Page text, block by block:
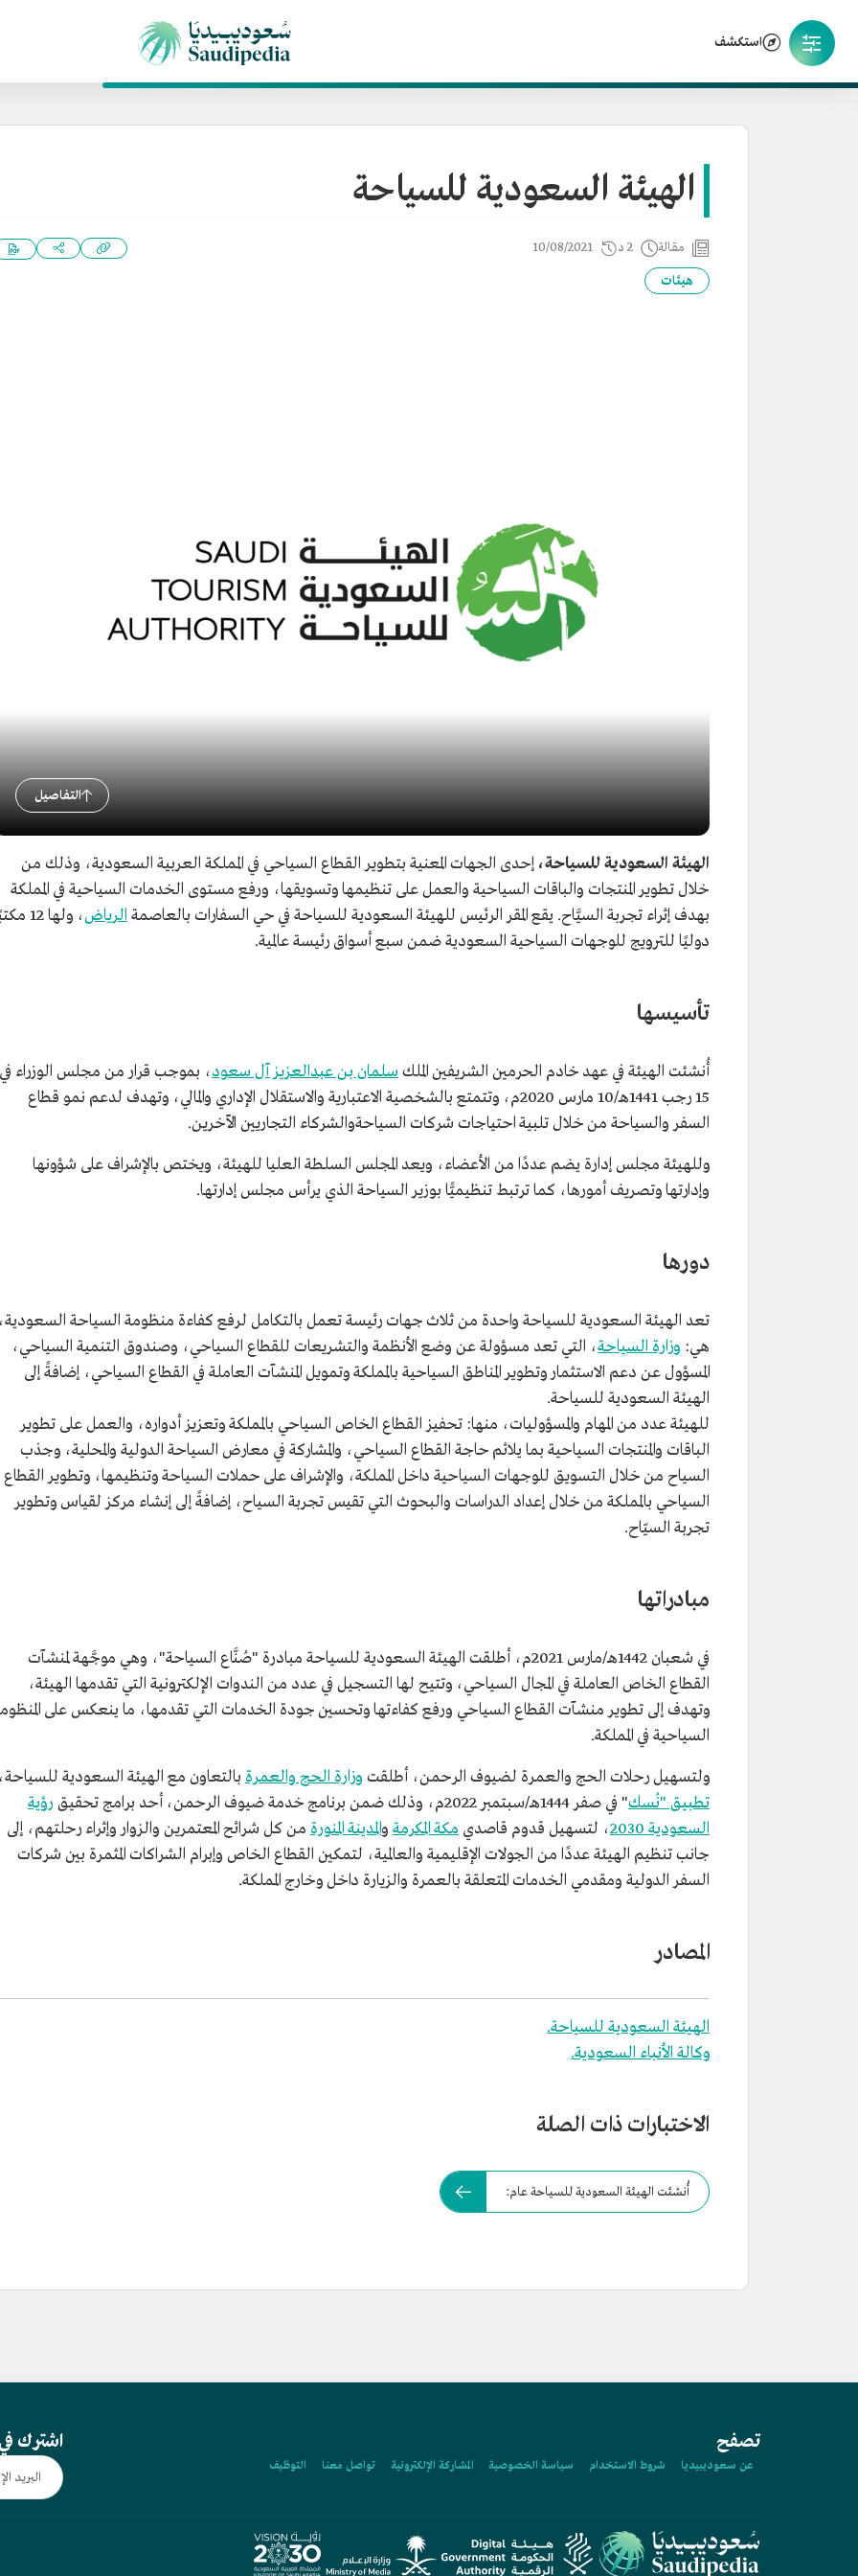
استكشف
الهيئة السعودية للسياحة
مقالة 2 د 10/08/2021
هيئات
التفاصيل
الهيئة السعودية للسياحة، إحدى الجهات المعنية بتطوير القطاع السياحي في المملكة العربية السعودية، وذلك من
خلال تطوير المنتجات والباقات السياحية والعمل على تنظيمها وتسويقها، ورفع مستوى الخدمات السياحية في المملكة
بهدف إثراء تجربة السيَّاح. يقع المقر الرئيس للهيئة السعودية للسياحة في حي السفارات بالعاصمة الرياض
، ولها 12
دوليًا للترويج للوجهات السياحية السعودية ضمن سبع أسواق رئيسة عالمية.
تأسيسها
أُنشئت الهيئة في عهد خادم الحرمين الشريفين الملك سلمان بن عبدالعزيز آل سعود، بموجب قرار من مجلس الوزراء في
15 رجب 1441هـ/10 مارس 2020م، وتتمتع بالشخصية الاعتبارية والاستقلال الإداري والمالي، وتهدف لدعم نمو قطاع
السفر والسياحة من خلال تلبية احتياجات شركات السياحةوالشركاء التجاريين الآخرين.
وللهيئة مجلس إدارة يضم عددًا من الأعضاء، ويعد المجلس السلطة العليا للهيئة، ويختص بالإشراف على شؤونها
وإدارتها وتصريف أمورها، كما ترتبط تنظيميًّا بوزير السياحة الذي يرأس مجلس إدارتها.
دورها
تعد الهيئة السعودية للسياحة واحدة من ثلاث جهات رئيسة تعمل بالتكامل لرفع كفاءة منظومة السياحة
هي: وزارة السياحة، التي تعد مسؤولة عن وضع الأنظمة والتشريعات للقطاع السياحي، وصندوق التنمية السياحي،
المسؤول عن دعم الاستثمار وتطوير المناطق السياحية بالمملكة وتمويل المنشآت العاملة في القطاع السياحي، إضافةً إلى
الهيئة السعودية للسياحة.
للهيئة عدد من المهام والمسؤوليات، منها: تحفيز القطاع الخاص السياحي بالمملكة وتعزيز أدواره، والعمل على تطوير
الباقات والمنتجات السياحية بما يلائم حاجة القطاع السياحي، والمشاركة في معارض السياحة الدولية والمحلية، وجذب
السياح من خلال التسويق للوجهات السياحية داخل المملكة، والإشراف على حملات السياحة وتنظيمها، وتطوير القطاع
السياحي بالمملكة من خلال إعداد الدراسات والبحوث التي تقيس تجربة السياح، إضافةً إلى إنشاء مركز لقياس وتطوير
تجربة السيّاح.
مبادراتها
في شعبان 1442هـ/مارس 2021م، أطلقت الهيئة السعودية للسياحة مبادرة "صُنَّاع السياحة"، وهي موجَّهة لمنشآت
القطاع الخاص العاملة في المجال السياحي، وتتيح لها التسجيل في عدد من الندوات الإلكترونية التي تقدمها الهيئة،
وتهدف إلى تطوير منشآت القطاع السياحي ورفع كفاءتها وتحسين جودة الخدمات التي تقدمها، ما ينعكس على
السياحية في المملكة.
ولتسهيل رحلات الحج والعمرة لضيوف الرحمن، أطلقت وزارة الحج والعمرة بالتعاون مع الهيئة السعودية
تطبيق "نُسك" في صفر 1444هـ/سبتمبر 2022م، وذلك ضمن برنامج خدمة ضيوف الرحمن، أحد برامج تحقيق
رؤية
السعودية 2030
، لتسهيل قدوم قاصدي مكة المكرمة والمدينة المنورة من كل شرائح المعتمرين والزوار وإثراء رحلتهم، إلى
جانب تنظيم الهيئة عددًا من الجولات الإقليمية والعالمية، لتمكين القطاع الخاص وإبرام الشراكات المثمرة بين شركات
السفر الدولية ومقدمي الخدمات المتعلقة بالعمرة والزيارة داخل وخارج المملكة.
المصادر
الهيئة السعودية للسياحة.
وكالة الأنباء السعودية.
الاختبارات ذات الصلة
أُنشئت الهيئة السعودية للسياحة عام:
تصفح
عن سعوديبيديا شروط الاستخدام سياسة الخصوصية المشاركة الإلكترونية تواصل معنا التوظيف
اشترك